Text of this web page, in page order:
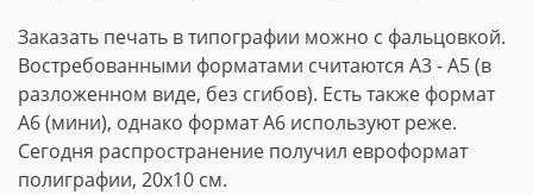
Заказать печать в типографии можно с фальцовкой.
Востребованными форматами считаются А3 - А5 (в
разложенном виде, без сгибов). Есть также формат
А6 (мини), однако формат А6 используют реже.
Сегодня распространение получил евроформат
полиграфии, 20х10 см.